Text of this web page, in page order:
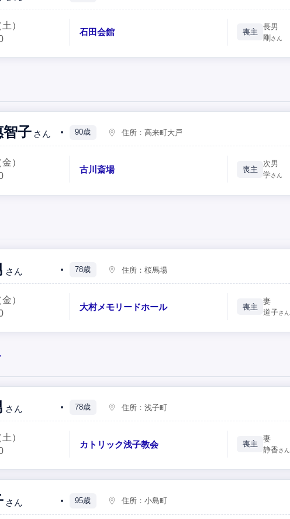
土）
石田会館 喪主
長男
剛さん
智子 さん 90歳 住所：高来町大戸
金）
古川斎場 喪主
次男
学さん
さん 78歳 住所：桜馬場
金）
大村メモリードホール 喪主
妻
道子さん
さん 78歳 住所：浅子町
土）
カトリック浅子教会 喪主
妻
静香さん
さん 95歳 住所：小島町